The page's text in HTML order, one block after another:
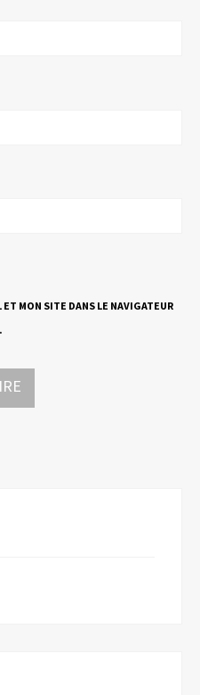
MON SITE DANS LE NAVIGATEUR